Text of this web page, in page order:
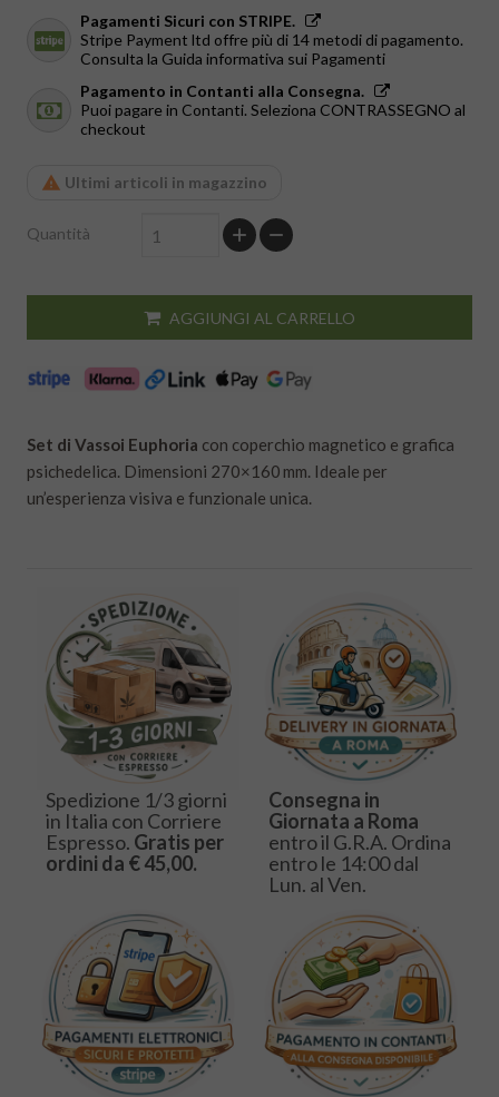
Pagamenti Sicuri con STRIPE.
Stripe Payment ltd offre più di 14 metodi di pagamento.
Consulta la Guida informativa sui Pagamenti
Pagamento in Contanti alla Consegna.
Puoi pagare in Contanti. Seleziona CONTRASSEGNO al
checkout
Ultimi articoli in magazzino
Quantità
AGGIUNGI AL CARRELLO
Set di Vassoi Euphoria con coperchio magnetico e grafica
psichedelica. Dimensioni 270×160 mm. Ideale per
un’esperienza visiva e funzionale unica.
Spedizione 1/3 giorni
in Italia con Corriere
Espresso. Gratis per
ordini da € 45,00.
Consegna in
Giornata a Roma
entro il G.R.A. Ordina
entro le 14:00 dal
Lun. al Ven.